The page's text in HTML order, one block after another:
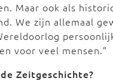
Maar ook als
We zijn allemaal
voor veel mensen.”
Zeitgeschichte?